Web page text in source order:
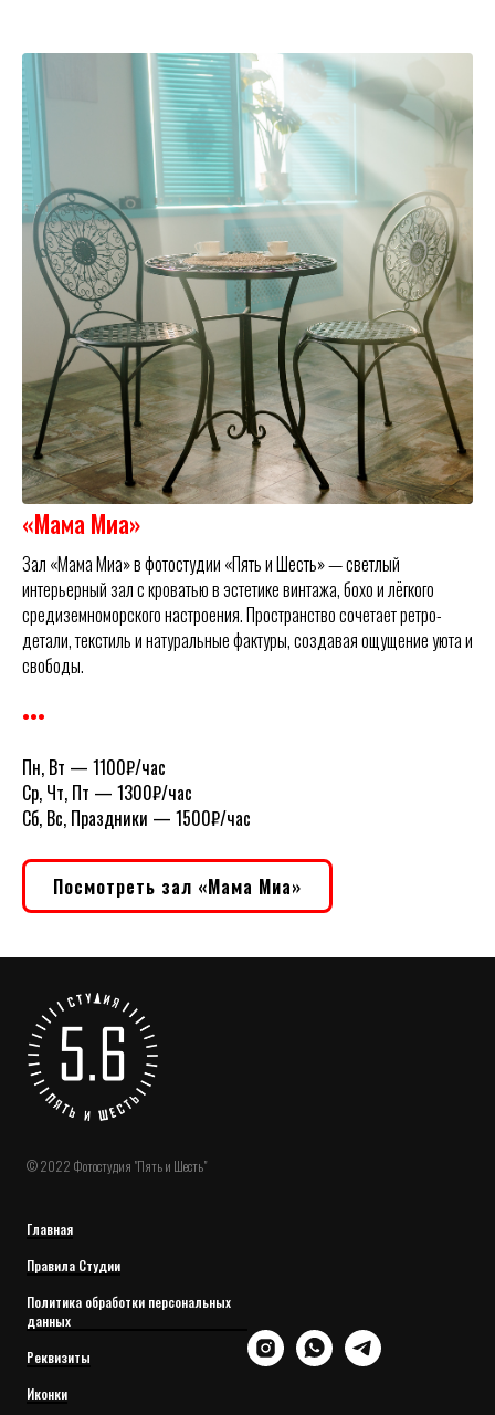
«Мама Миа»
Зал «Мама Миа» в фотостудии «Пять и Шесть» — светлый
интерьерный зал с кроватью в эстетике винтажа, бохо и лёгкого
средиземноморского настроения. Пространство сочетает ретро-
детали, текстиль и натуральные фактуры, создавая ощущение уюта и
свободы.
•••
Пн, Вт — 1100₽/час
Ср, Чт, Пт — 1300₽/час
Сб, Вс, Праздники — 1500₽/час
Посмотреть зал «Мама Миа»
© 2022 Фотостудия "Пять и Шесть"
Главная
Правила Студии
Политика обработки персональных
данных
Реквизиты
Иконки